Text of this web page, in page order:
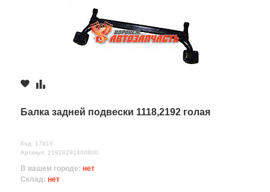
Недостатки
Комментарий
Балка задней подвески 1118,2192 голая
Код: 17916
Артикул: 21928291400800
В вашем городе: нет
Склад: нет